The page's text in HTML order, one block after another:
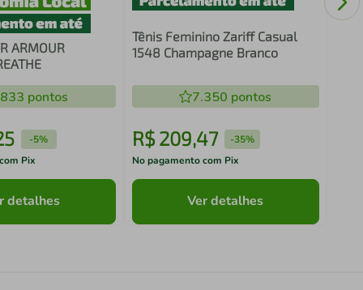
ARMOUR
pontos
-5%
Pix
detalhes
Tênis Feminino Zariff Casual
1548 Champagne Branco
7.350 pontos
R$ 209,47 -35%
No pagamento com Pix
Ver detalhes